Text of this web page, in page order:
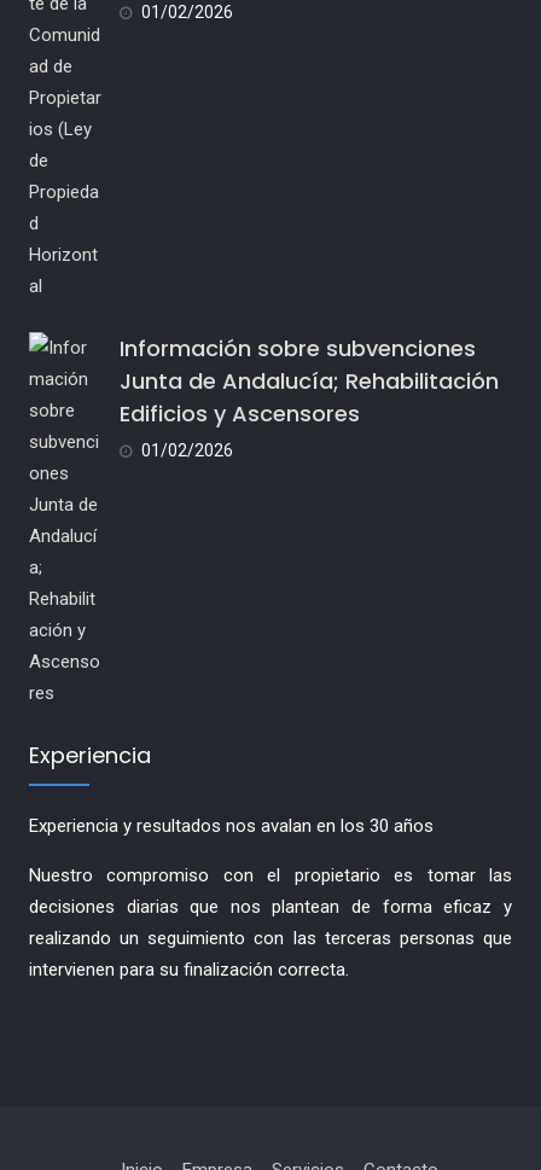
01/02/2026
Información sobre subvenciones
Junta de Andalucía; Rehabilitación
Edificios y Ascensores
01/02/2026
Experiencia
Experiencia y resultados nos avalan en los 30 años
Nuestro compromiso con el propietario es tomar las
decisiones diarias que nos plantean de forma eficaz y
realizando un seguimiento con las terceras personas que
intervienen para su finalización correcta.